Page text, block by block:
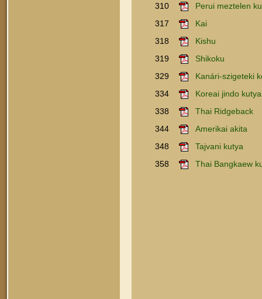
310
Perui meztelen
317
Kai
318
Kishu
319
Shikoku
329
Kanári-szigeteki
334
Koreai jindo kutya
338
Thai Ridgeback
344
Amerikai akita
348
Tajvani kutya
358
Thai Bangkaew